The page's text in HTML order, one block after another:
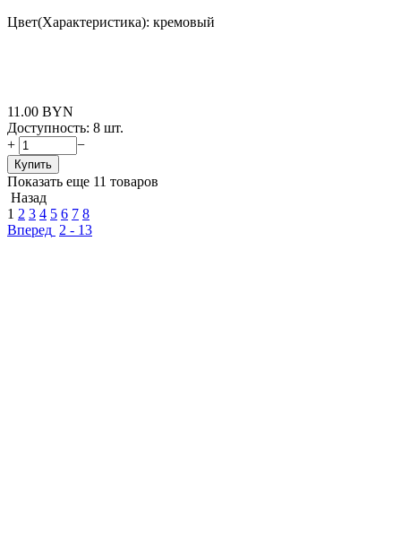
Цвет(Характеристика): кремовый
11.00 BYN
Доступность: 8 шт.
+
−
Купить
Показать еще 11 товаров
Назад
1 2 3 4 5 6 7 8
Вперед 2 - 13